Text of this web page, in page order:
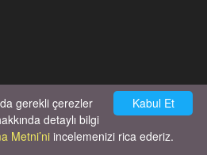
Kabul Et
gerekli çerezler
detaylı bilgi
Metni’niincelemenizi rica ederiz.